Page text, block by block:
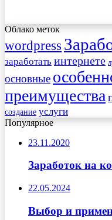
Облако меток
wordpress
заработать интернете
основные
преимущества
создание услуги
Популярное
23.11.2020
Заработок на
22.05.2024
Выбор и